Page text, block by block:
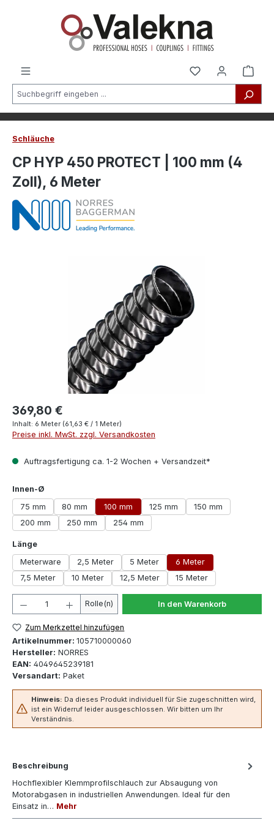
Schläuche
CP HYP 450 PROTECT | 100 mm (4
Zoll), 6 Meter
369,80 €
Inhalt: 6 Meter (61,63 € / 1 Meter)
Preise inkl. MwSt. zzgl. Versandkosten
Auftragsfertigung ca. 1-2 Wochen + Versandzeit*
Innen-Ø
75 mm
80 mm 100 mm 125 mm
150 mm
200 mm
250 mm 254 mm
Längeauswählen
Meterware
2,5 Meter 5 Meter
6 Meter
7,5 Meter
10 Meter 12,5 Meter 15 Meter
Produkt Anzahl: Gib den gewünschten Wert ein
Rolle(n) In den Warenkorb
Zum Merkzettel hinzufügen
Artikelnummer: 105710000060
Hersteller: NORRES
EAN: 4049645239181
Versandart: Paket
Hinweis: Da dieses Produkt individuell für Sie zugeschnitten wird,
ist ein Widerruf leider ausgeschlossen. Wir bitten um Ihr
Verständnis.
Beschreibung
Hochflexibler Klemmprofilschlauch zur Absaugung von
Motorabgasen in industriellen Anwendungen. Ideal für den
Einsatz in… Mehr